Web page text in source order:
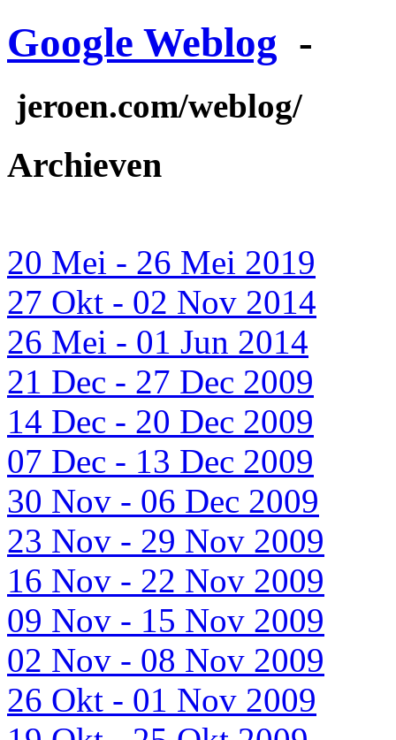
Google Weblog -
jeroen.com/weblog/
Archieven
20 Mei - 26 Mei 2019
27 Okt - 02 Nov 2014
26 Mei - 01 Jun 2014
21 Dec - 27 Dec 2009
14 Dec - 20 Dec 2009
07 Dec - 13 Dec 2009
30 Nov - 06 Dec 2009
23 Nov - 29 Nov 2009
16 Nov - 22 Nov 2009
09 Nov - 15 Nov 2009
02 Nov - 08 Nov 2009
26 Okt - 01 Nov 2009